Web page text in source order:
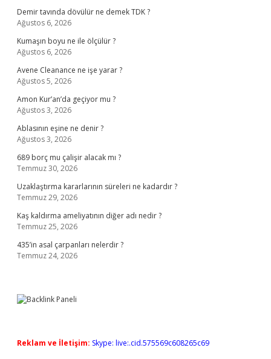
Demir tavında dövülür ne demek TDK ?
Ağustos 6, 2026
Kumaşın boyu ne ile ölçülür ?
Ağustos 6, 2026
Avene Cleanance ne işe yarar ?
Ağustos 5, 2026
Amon Kur’an’da geçiyor mu ?
Ağustos 3, 2026
Ablasının eşine ne denir ?
Ağustos 3, 2026
689 borç mu çalişir alacak mı ?
Temmuz 30, 2026
Uzaklaştırma kararlarının süreleri ne kadardır ?
Temmuz 29, 2026
Kaş kaldırma ameliyatının diğer adı nedir ?
Temmuz 25, 2026
435’in asal çarpanları nelerdir ?
Temmuz 24, 2026
Reklam ve İletişim: Skype: live:.cid.575569c608265c69